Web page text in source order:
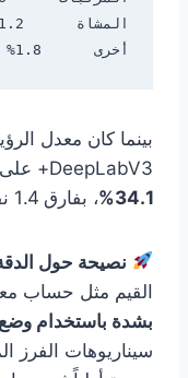
أخرى      1.8%
بينما كان معدل
DeepLabV3+ على مجموعة تدريب Cityscapes هو
34.1%
، بفارق 1.4 نقطة مئوية فقط.
نصيحة حول
القيم مثل حساب
بشدة باستخدام وضع